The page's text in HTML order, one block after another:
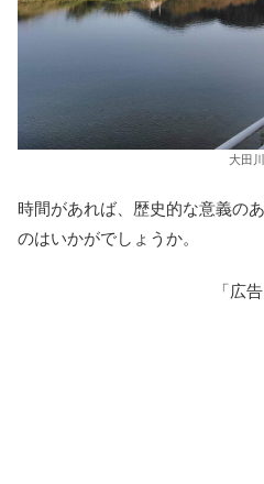
大田川
時間があれば、歴史的な意義の
のはいかがでしょうか。
「広告